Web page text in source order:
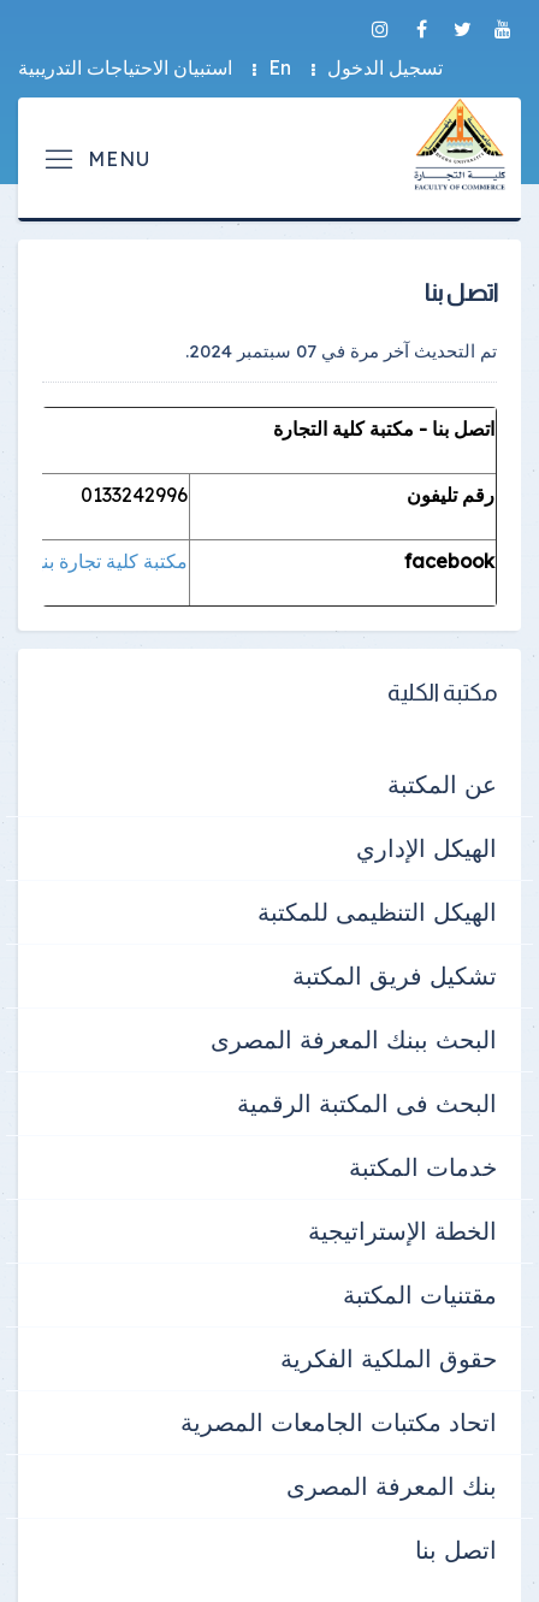
تسجيل الدخول En استبيان الاحتياجات التدريبية
اتصل بنا
تم التحديث آخر مرة في 07 سبتمبر 2024 .
اتصل بنا - مكتبة كلية التجارة
رقم تليفون 0133242996
facebook مكتبة كلية تجارة بنها
مكتبة الكلية
عن المكتبة
الهيكل الإداري
الهيكل التنظيمى للمكتبة
تشكيل فريق المكتبة
البحث ببنك المعرفة المصرى
البحث فى المكتبة الرقمية
خدمات المكتبة
الخطة الإستراتيجية
مقتنيات المكتبة
حقوق الملكية الفكرية
اتحاد مكتبات الجامعات المصرية
بنك المعرفة المصرى
اتصل بنا